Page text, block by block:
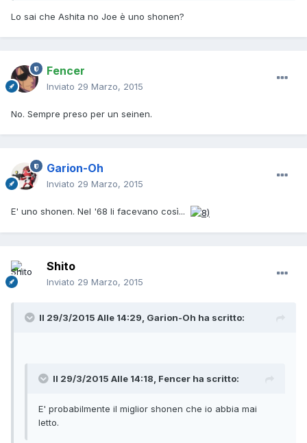
Lo sai che Ashita no Joe è uno shonen?
Fencer
Inviato 29 Marzo, 2015
No. Sempre preso per un seinen.
Garion-Oh
Inviato 29 Marzo, 2015
E' uno shonen. Nel '68 li facevano così...
Shito
Inviato 29 Marzo, 2015
Il 29/3/2015 Alle 14:29, Garion-Oh ha scritto:
Il 29/3/2015 Alle 14:18, Fencer ha scritto:
E' probabilmente il miglior shonen che io abbia mai
letto.